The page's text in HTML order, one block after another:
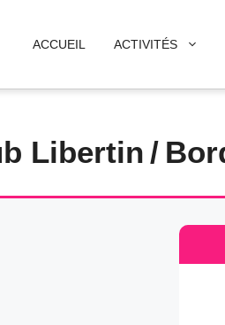
ACCUEIL ACTIVITÉS
Libertin /